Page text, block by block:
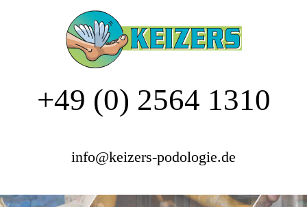
+49 (0) 2564 1310
info@keizers-podologie.de